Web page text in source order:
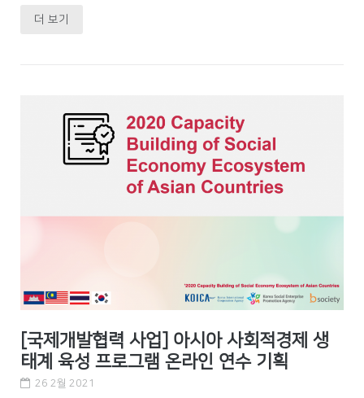
더 보기
[국제개발협력 사업] 아시아 사회적경제 생
태계 육성 프로그램 온라인 연수 기획
26 2월 2021